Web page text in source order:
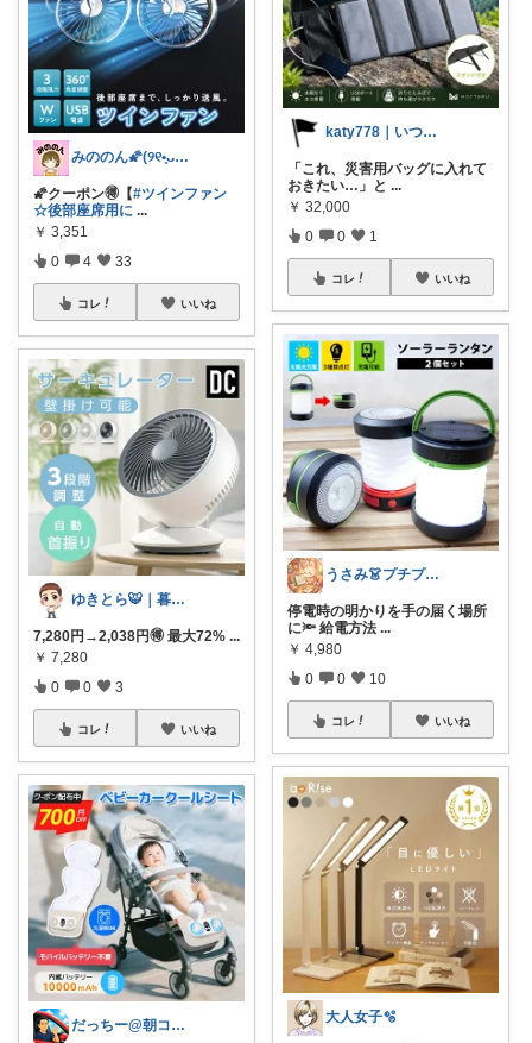
みののん🌠(୨୧•͈ᴗ•͈)感謝♡
🌠クーポン🉐【#ツインファン
☆後部座席用に ...
￥ 3,351
0 4 33
コレ いいね
ゆきとら🐯｜暮らしをラクにしたいパパ
7,280円→2,038円🉐 最大72% ...
￥ 7,280
0 0 3
コレ いいね
だっちー@朝コレ5時🚗カー用品探求家
katy778｜いつも有難うございます✨
「これ、災害用バッグに入れて
おきたい…」と ...
￥ 32,000
0 0 1
コレ いいね
うさみ👗プチプラで叶える大人コーデ
停電時の明かりを手の届く場所
に🔦 給電方法 ...
￥ 4,980
0 0 10
コレ いいね
大人女子🫧